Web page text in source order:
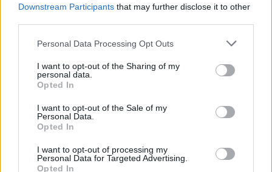
Downstream Participants that may further disclose it to other
Personal Data Processing Opt Outs
I want to opt-out of the Sharing of my
personal data.
Opted In
I want to opt-out of the Sale of my
Personal Data.
Opted In
I want to opt-out of processing my
Personal Data for Targeted Advertising.
Opted In
ΔΕΙΤΕ ΕΠΙΣΗΣ